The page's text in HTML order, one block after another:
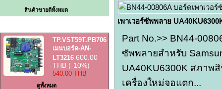
สินค้าขายดีทั้งหมด
TP.VST59T.PB706
เมนบอร์ด-AN-
LT3216 600.00
THB (-10%)
540.00 THB
ดูทั้งหมด
เพาเวอร์ซัพพลาย
Part No.>> BN44-
ซัพพลายสำหรับ
UA40KU6300K สภาพ
เครื่องใหม่จอแตก...